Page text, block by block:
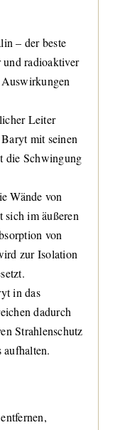
– der beste
und radioaktiver
Leiter
mit seinen
die Schwingung
Wände von
sich im äußeren
von
zur Isolation
in das
dadurch
Strahlenschutz